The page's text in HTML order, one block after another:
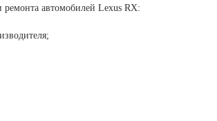
автомобилей Lexus RX: